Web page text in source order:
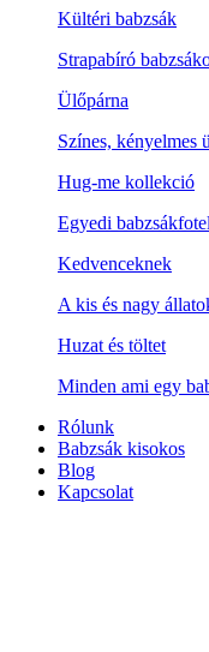
Kültéri babzsák
Strapabíró
Ülőpárna
Színes, kényelmes
Hug-me kollekció
Egyedi
Kedvenceknek
A kis és nagy
Huzat és töltet
Minden ami egy
Rólunk
Babzsák kisokos
Blog
Kapcsolat